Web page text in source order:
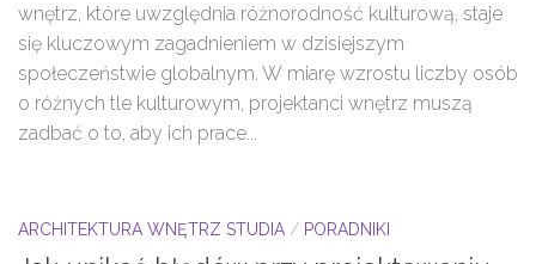
wnętrz, które uwzględnia różnorodność kulturową, staje
się kluczowym zagadnieniem w dzisiejszym
społeczeństwie globalnym. W miarę wzrostu liczby osób
o różnych tle kulturowym, projektanci wnętrz muszą
zadbać o to, aby ich prace...
ARCHITEKTURA WNĘTRZ STUDIA / PORADNIKI